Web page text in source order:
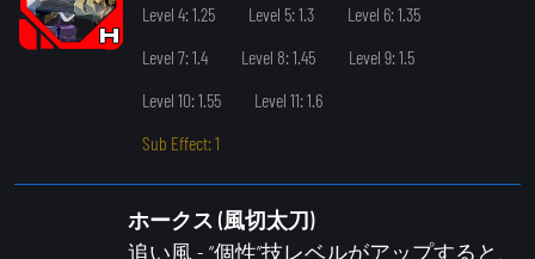
Level 4: 1.25
Level 5: 1.3
Level 6: 1.35
Level 7: 1.4
Level 8: 1.45
Level 9: 1.5
Level 10: 1.55
Level 11: 1.6
Sub Effect: 1
ホークス (風切太刀)
追い風- “個性”技レベルがアップすると、